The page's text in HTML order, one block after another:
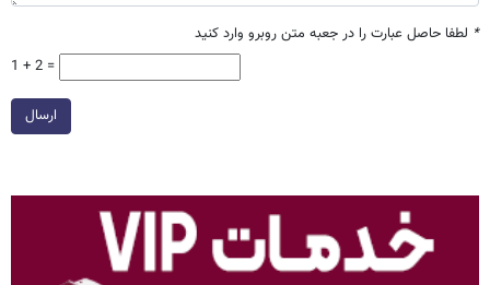
* لطفا حاصل عبارت را در جعبه متن روبرو وارد کنید
1 + 2 =
ارسال